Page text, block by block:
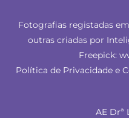
Fotografias registadas
outras criadas por
Freepick:
Política de Privacidade e
AE Drª